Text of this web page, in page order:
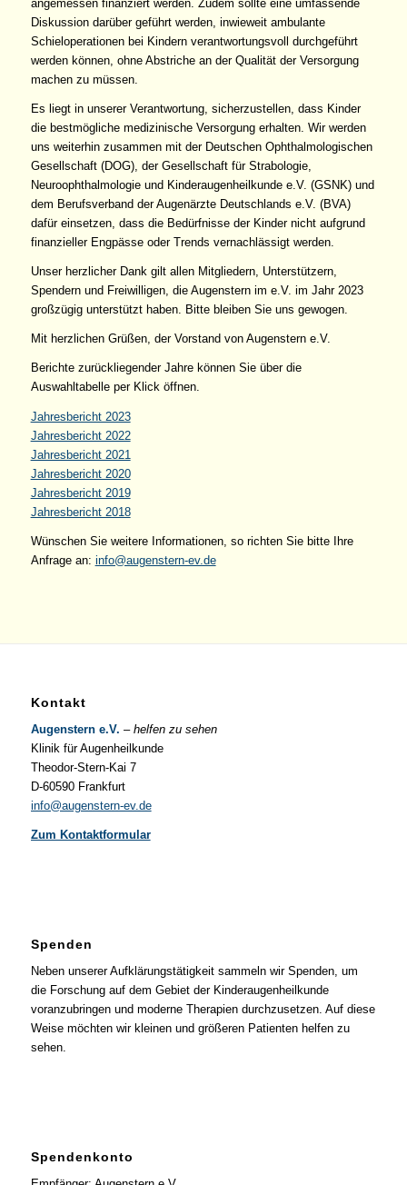
angemessen finanziert werden. Zudem sollte eine umfassende
Diskussion darüber geführt werden, inwieweit ambulante
Schieloperationen bei Kindern verantwortungsvoll durchgeführt
werden können, ohne Abstriche an der Qualität der Versorgung
machen zu müssen.
Es liegt in unserer Verantwortung, sicherzustellen, dass Kinder
die bestmögliche medizinische Versorgung erhalten. Wir werden
uns weiterhin zusammen mit der Deutschen Ophthalmologischen
Gesellschaft (DOG), der Gesellschaft für Strabologie,
Neuroophthalmologie und Kinderaugenheilkunde e.V. (GSNK) und
dem Berufsverband der Augenärzte Deutschlands e.V. (BVA)
dafür einsetzen, dass die Bedürfnisse der Kinder nicht aufgrund
finanzieller Engpässe oder Trends vernachlässigt werden.
Unser herzlicher Dank gilt allen Mitgliedern, Unterstützern,
Spendern und Freiwilligen, die Augenstern im e.V. im Jahr 2023
großzügig unterstützt haben. Bitte bleiben Sie uns gewogen.
Mit herzlichen Grüßen, der Vorstand von Augenstern e.V.
Berichte zurückliegender Jahre können Sie über die
Auswahltabelle per Klick öffnen.
Jahresbericht 2023
Jahresbericht 2022
Jahresbericht 2021
Jahresbericht 2020
Jahresbericht 2019
Jahresbericht 2018
Wünschen Sie weitere Informationen, so richten Sie bitte Ihre
Anfrage an: info@augenstern-ev.de
Kontakt
Augenstern e.V. – helfen zu sehen
Klinik für Augenheilkunde
Theodor-Stern-Kai 7
D-60590 Frankfurt
info@augenstern-ev.de
Zum Kontaktformular
Spenden
Neben unserer Aufklärungstätigkeit sammeln wir Spenden, um
die Forschung auf dem Gebiet der Kinderaugenheilkunde
voranzubringen und moderne Therapien durchzusetzen. Auf diese
Weise möchten wir kleinen und größeren Patienten helfen zu
sehen.
Spendenkonto